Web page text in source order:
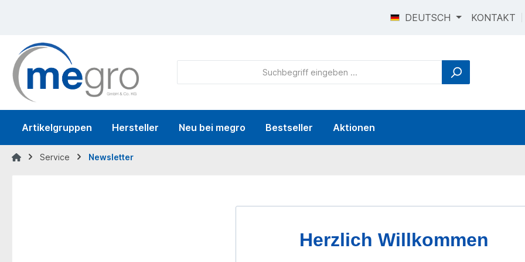
DEUTSCH KONTAKT
Artikelgruppen Hersteller Neu bei megro Bestseller Aktionen
Service Newsletter
Herzlich Willkommen